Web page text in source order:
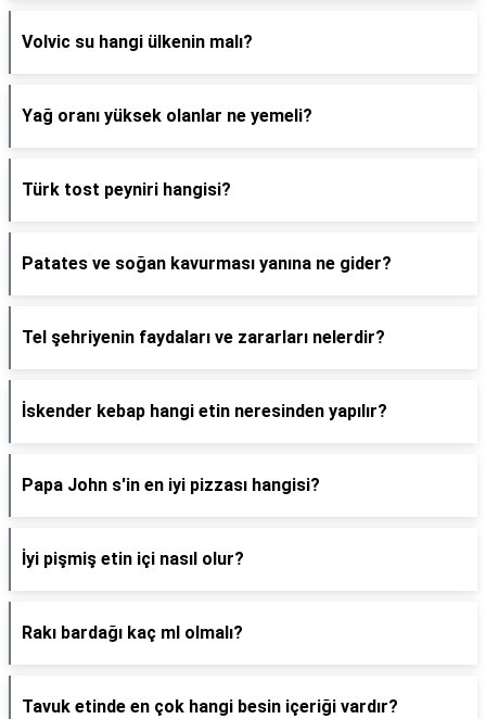
Volvic su hangi ülkenin malı?
Yağ oranı yüksek olanlar ne yemeli?
Türk tost peyniri hangisi?
Patates ve soğan kavurması yanına ne gider?
Tel şehriyenin faydaları ve zararları nelerdir?
İskender kebap hangi etin neresinden yapılır?
Papa John s'in en iyi pizzası hangisi?
İyi pişmiş etin içi nasıl olur?
Rakı bardağı kaç ml olmalı?
Tavuk etinde en çok hangi besin içeriği vardır?